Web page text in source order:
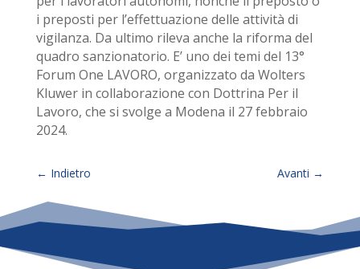
i preposti per l’effettuazione delle attività di
vigilanza. Da ultimo rileva anche la riforma del
quadro sanzionatorio. E’ uno dei temi del 13°
Forum One LAVORO, organizzato da Wolters
Kluwer in collaborazione con Dottrina Per il
Lavoro, che si svolge a Modena il 27 febbraio
2024.
← Indietro Avanti →